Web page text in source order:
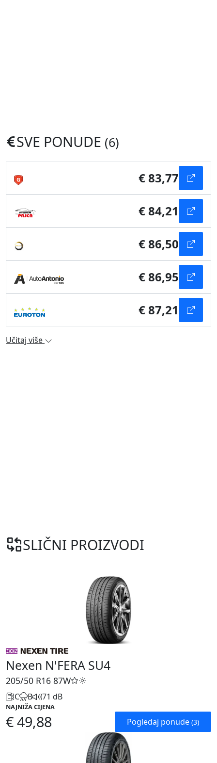
SVE PONUDE (6)
€ 83,77
€ 84,21
€ 86,50
€ 86,95
€ 87,21
Učitaj više
SLIČNI PROIZVODI
Nexen N'FERA SU4
205/50 R16 87W
C B 71 dB
NAJNIŽA CIJENA
€ 49,88 Pogledaj ponude (3)